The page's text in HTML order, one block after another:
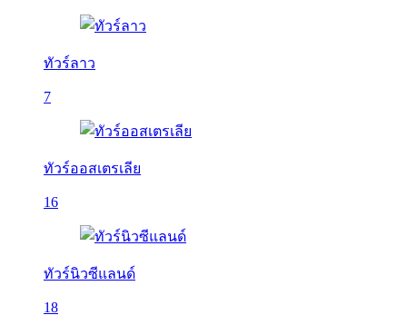
ทัวร์ลาว
7
ทัวร์ออสเตรเลีย
16
ทัวร์นิวซีแลนด์
18